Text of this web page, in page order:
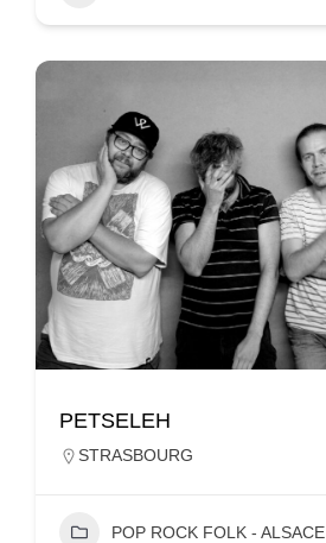
PETSELEH
STRASBOURG
POP ROCK FOLK - ALSACE